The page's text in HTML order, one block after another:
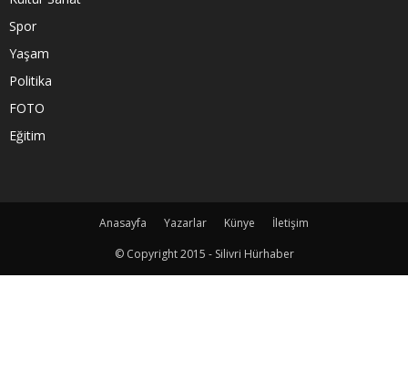
Spor
Yaşam
Politika
FOTO
Eğitim
Anasayfa Yazarlar Künye
İletişim
© Copyright 2015 - Silivri Hürhaber